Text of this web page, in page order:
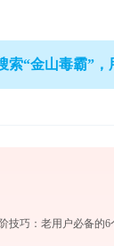
索“金山毒霸”，
技巧：老用户必备的